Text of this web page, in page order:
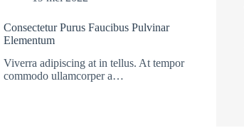
Consectetur Purus Faucibus Pulvinar
Elementum
Viverra adipiscing at in tellus. At tempor
commodo ullamcorper a…